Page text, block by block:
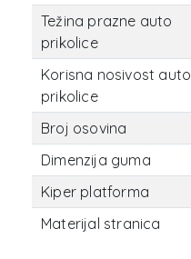
Težina prazne auto
prikolice
Korisna nosivost auto
prikolice
Broj osovina
Dimenzija guma
Kiper platforma
Materijal stranica